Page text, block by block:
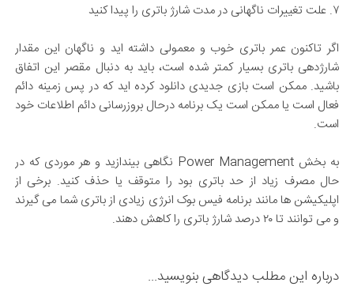
۷. علت تغییرات ناگهانی در مدت شارژ باتری را پیدا کنید
اگر تاکنون عمر باتری خوب و معمولی داشته اید و ناگهان این مقدار
شارژدهی باتری بسیار کمتر شده است، باید به دنبال مقصر این اتفاق
باشید. ممکن است بازی جدیدی دانلود کرده اید که در پس زمینه دائم
فعال است یا ممکن است یک برنامه درحال بروزرسانی دائم اطلاعات خود
است.
به بخش Power Management نگاهی بیندازید و هر موردی که در
حال مصرف زیاد از حد باتری بود را متوقف یا حذف کنید. برخی از
اپلیکیشن ها مانند برنامه فیس بوک انرژی زیادی از باتری شما می گیرند
و می توانند تا ۲۰ درصد شارژ باتری را کاهش دهند.
درباره این مطلب دیدگاهی بنویسید...